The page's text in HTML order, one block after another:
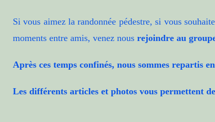
Si vous aimez la randonnée pédestre, si vous
moments entre amis, venez nous rejoindre au
Après ces temps confinés, nous sommes repartis
Les différents articles et photos vous permettent